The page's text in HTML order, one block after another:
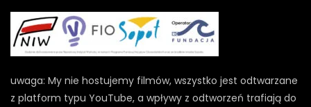
uwaga: My nie hostujemy filmów, wszystko jest odtwarzane
z platform typu YouTube, a wpływy z odtworzeń trafiają do